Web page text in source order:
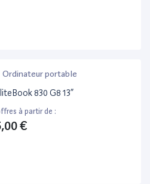
Ordinateur portable
830 G8 13”
à partir de :
€